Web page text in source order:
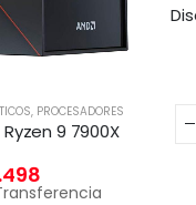
, PROCESADORES
9 7900X